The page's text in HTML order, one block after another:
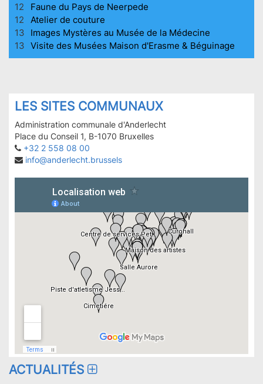
12
Faune du Pays de Neerpede
12
Atelier de couture
13
Images Mystères au Musée de la Médecine
13 Visite des Musées Maison d'Erasme & Béguinage
LES SITES COMMUNAUX
Administration communale d'Anderlecht
Place du Conseil 1, B-1070 Bruxelles
+32 2 558 08 00
info@anderlecht.brussels
ACTUALITÉS